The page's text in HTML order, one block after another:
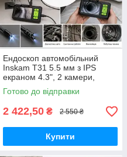
Ендоскоп автомобільний
Inskam T31 5.5 мм з IPS
екраном 4.3", 2 камери,
1080P для діагностики авто
Готово до відправки
2 422,50 ₴ 2 550 ₴
Купити